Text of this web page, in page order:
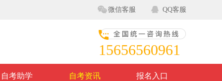
微信客服 QQ客服
15656560961
自考助学 自考资讯 报名入口